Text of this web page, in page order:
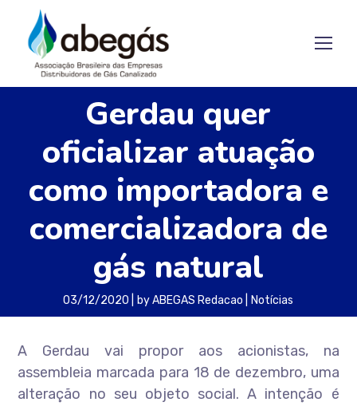
Gerdau quer
oficializar atuação
como importadora e
comercializadora de
gás natural
03/12/2020 byABEGAS Redacao Notícias
A Gerdau vai propor aos acionistas, na
assembleia marcada para 18 de dezembro, uma
alteração no seu objeto social. A intenção é